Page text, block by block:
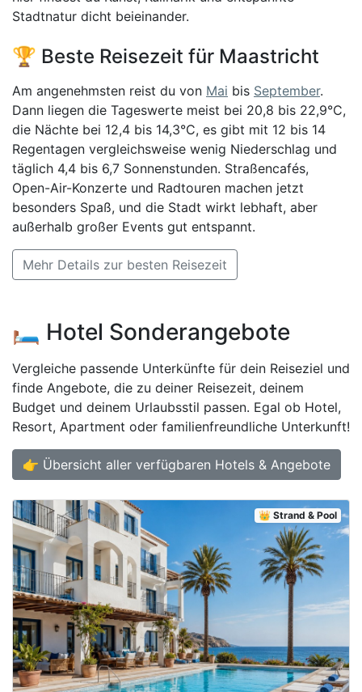
Stadtnatur dicht beieinander.
🏆 Beste Reisezeit für Maastricht
Am angenehmsten reist du von Mai bis September.
Dann liegen die Tageswerte meist bei 20,8 bis 22,9°C,
die Nächte bei 12,4 bis 14,3°C, es gibt mit 12 bis 14
Regentagen vergleichsweise wenig Niederschlag und
täglich 4,4 bis 6,7 Sonnenstunden. Straßencafés,
Open-Air-Konzerte und Radtouren machen jetzt
besonders Spaß, und die Stadt wirkt lebhaft, aber
außerhalb großer Events gut entspannt.
Mehr Details zur besten Reisezeit
🛏️ Hotel Sonderangebote
Vergleiche passende Unterkünfte für dein Reiseziel und
finde Angebote, die zu deiner Reisezeit, deinem
Budget und deinem Urlaubsstil passen. Egal ob Hotel,
Resort, Apartment oder familienfreundliche Unterkunft!
👉 Übersicht aller verfügbaren Hotels & Angebote
👑 Strand & Pool